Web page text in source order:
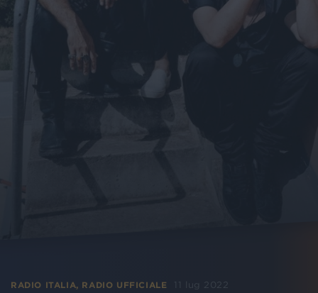
RADIO ITALIA, RADIO UFFICIALE 11 lug 2022